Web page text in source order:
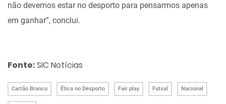
não devemos estar no desporto para pensarmos apenas
em ganhar”, conclui.
Fonte:SIC Notícias
Cartão Branco Ética no Desporto Fair play Futsal Nacional